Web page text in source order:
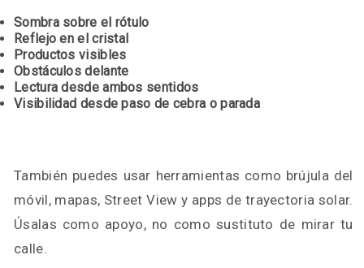
Sombra sobre el rótulo
Reflejo en el cristal
Productos visibles
Obstáculos delante
Lectura desde ambos sentidos
Visibilidad desde paso de cebra o parada
También puedes usar herramientas como brújula del
móvil, mapas, Street View y apps de trayectoria solar.
Úsalas como apoyo, no como sustituto de mirar tu
calle.